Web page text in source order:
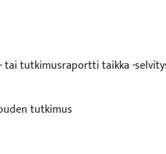
2013). Vastaavasti vuonna 2003
alkiota, ja
500 siirtokelpoista alkiota (AETE
painopiste on
ja Suomi seuraa mukana
Viking
2015 aikana OPU‐IVP ‐ohjelma
alkiolaboratoriossa.
tai tutkimusraportti taikka -
tutkimus